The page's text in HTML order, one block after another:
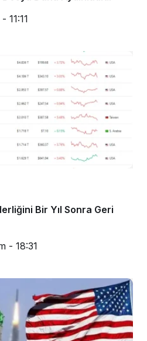
11:11
Bir Yıl Sonra Geri
- 18:31